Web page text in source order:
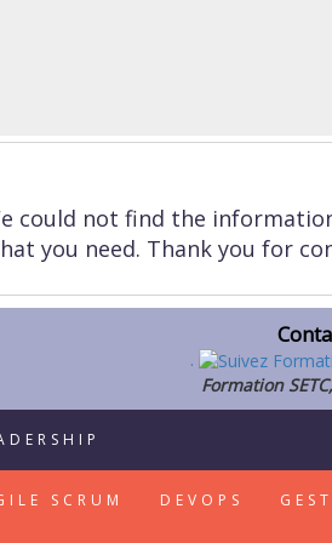
could not find the
you need. Thank you for
.
Formation
SCRUM DEVOPS